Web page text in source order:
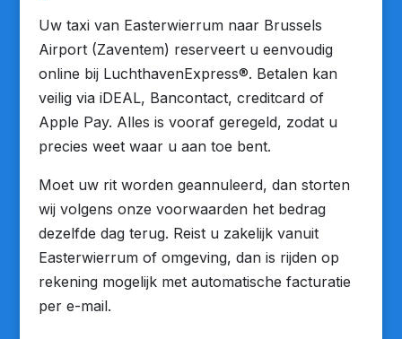
Uw taxi van Easterwierrum naar Brussels
Airport (Zaventem) reserveert u eenvoudig
online bij LuchthavenExpress®. Betalen kan
veilig via iDEAL, Bancontact, creditcard of
Apple Pay. Alles is vooraf geregeld, zodat u
precies weet waar u aan toe bent.
Moet uw rit worden geannuleerd, dan storten
wij volgens onze voorwaarden het bedrag
dezelfde dag terug. Reist u zakelijk vanuit
Easterwierrum of omgeving, dan is rijden op
rekening mogelijk met automatische facturatie
per e-mail.